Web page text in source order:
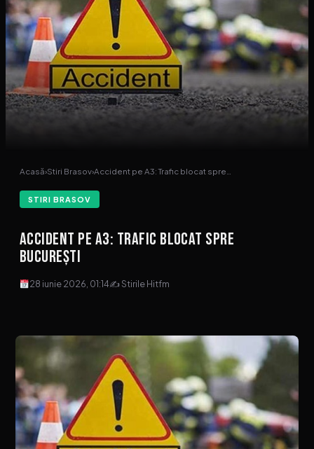
Acasă›Stiri Brasov›Accident pe A3: Trafic blocat spre…
STIRI BRASOV
Accident pe A3: Trafic blocat spre
București
28 iunie 2026, 01:14✍ Stirile Hitfm